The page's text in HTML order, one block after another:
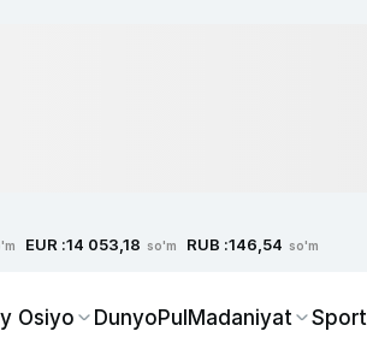
EUR :14 053,18 so'm RUB :146,54 so'm
Osiyo DunyoPulMadaniyat Sport